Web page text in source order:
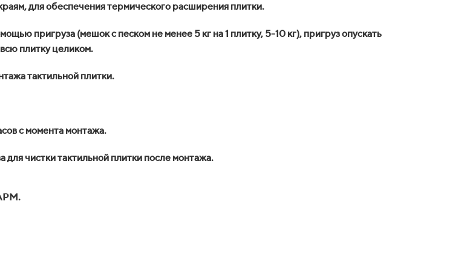
для обеспечения термического расширения плитки.
пригруза (мешок с песком не менее 5 кг на 1 плитку, 5-10 кг), пригруз опускать
плитку целиком.
тактильной плитки.
с момента монтажа.
чистки тактильной плитки после монтажа.